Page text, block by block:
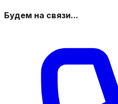
Будем на связи...